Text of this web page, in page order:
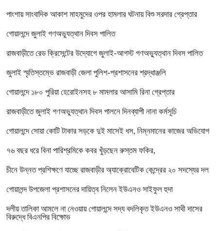
পাংশায় সাংবাদিক আকাশ মাহমুদের ওপর হামলার ঘটনায় বিশু সরদার গ্রেপ্তার
গোয়ালন্দে জুলাই গণঅভ্যুত্থান দিবস পালিত
রাজবাড়ীতে রেড ক্রিসেন্টের উদ্যোগে জুলাই-আগস্ট গণঅভ্যুত্থান দিবস পালিত
জুলাই স্মৃতিস্তম্ভে রাজবাড়ী জেলা পুলিশ-প্রশাসনের শ্রদ্ধাঞ্জলি
গোয়ালন্দে ১৮০ পুরিয়া হেরোইনসহ ৮ মামলার আসামি রিনা গ্রেপ্তার
রাজবাড়ীতে জুলাই গণঅভ্যুত্থান দিবস পালনে দিনব্যাপী নানা কর্মসূচি
গোয়ালন্দে সোয়া কোটি টাকার সড়কে দুই মাসেই ধস, নিম্নমানের কাজের অভিযোগ
৭৬ বছর ধরে বিনা পারিশ্রমিকে কবর খুঁড়ছেন রুস্তম ফকির,
চীনে উন্নত প্রশিক্ষণে যাচ্ছে রাজবাড়ীর অ্যাক্রোবেটিক কেন্দ্রের ২০ সদস্যের দল
গোয়ালন্দ উপজেলা প্রশাসনের দায়িত্ব নিলেন ইউএনও সাইফুল হুদা
দলীয় তালিকা আমলে না নেওয়ায় গোয়ালন্দে সদ্য বদলিকৃত ইউএনও সাথী দাসের
বিরুদ্ধে বিএনপির বিক্ষোভ